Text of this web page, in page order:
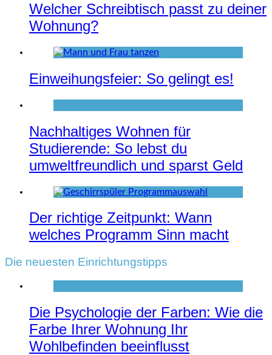
Welcher Schreibtisch passt zu deiner
Wohnung?
Einweihungsfeier: So gelingt es!
Nachhaltiges Wohnen für
Studierende: So lebst du
umweltfreundlich und sparst Geld
Der richtige Zeitpunkt: Wann
welches Programm Sinn macht
Die neuesten Einrichtungstipps
Die Psychologie der Farben: Wie die
Farbe Ihrer Wohnung Ihr
Wohlbefinden beeinflusst